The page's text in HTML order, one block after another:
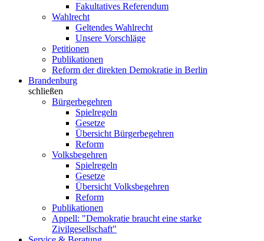
Fakultatives Referendum
Wahlrecht
Geltendes Wahlrecht
Unsere Vorschläge
Petitionen
Publikationen
Reform der direkten Demokratie in Berlin
Brandenburg
schließen
Bürgerbegehren
Spielregeln
Gesetze
Übersicht Bürgerbegehren
Reform
Volksbegehren
Spielregeln
Gesetze
Übersicht Volksbegehren
Reform
Publikationen
Appell: "Demokratie braucht eine starke
Zivilgesellschaft"